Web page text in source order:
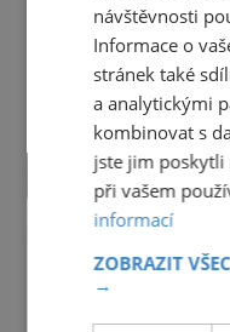
návštěvnosti
Informace o
stránek také
a analytickými
kombinovat s
jste jim
při vašem
informací
ZOBRAZIT
→